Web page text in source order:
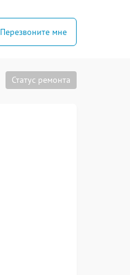
Перезвоните мне
Статус ремонта